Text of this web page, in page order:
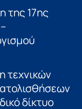
της 17ης
τεχνικών
δίκτυο